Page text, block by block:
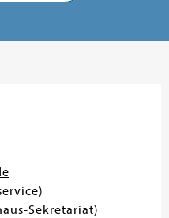
Sekretariat)